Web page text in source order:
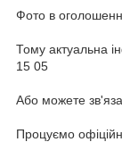
Фото в
Тому актуальна
15 05
Або можете
Процуємо